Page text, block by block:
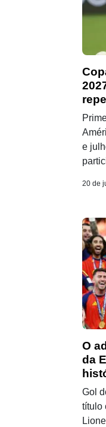
e
20 de
O
da
Gol
título